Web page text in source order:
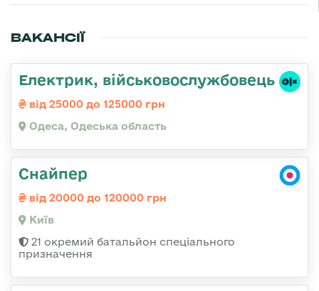
ВАКАНСІЇ
Електрик, військовослужбовець
від 25000 до 125000 грн
Одеса, Одеська область
Снайпер
від 20000 до 120000 грн
Київ
21 окремий батальйон спеціального
призначення